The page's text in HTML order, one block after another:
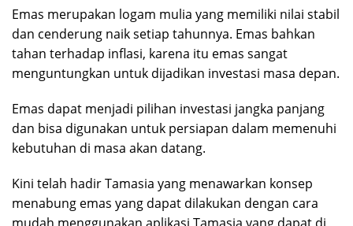
Emas merupakan logam mulia yang memiliki nilai stabil
dan cenderung naik setiap tahunnya. Emas bahkan
tahan terhadap inflasi, karena itu emas sangat
menguntungkan untuk dijadikan investasi masa depan.
Emas dapat menjadi pilihan investasi jangka panjang
dan bisa digunakan untuk persiapan dalam memenuhi
kebutuhan di masa akan datang.
Kini telah hadir Tamasia yang menawarkan konsep
menabung emas yang dapat dilakukan dengan cara